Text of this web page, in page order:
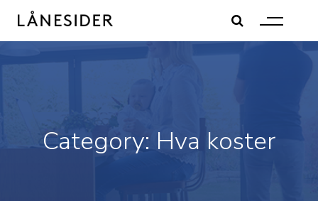
content
Category: Hva koster